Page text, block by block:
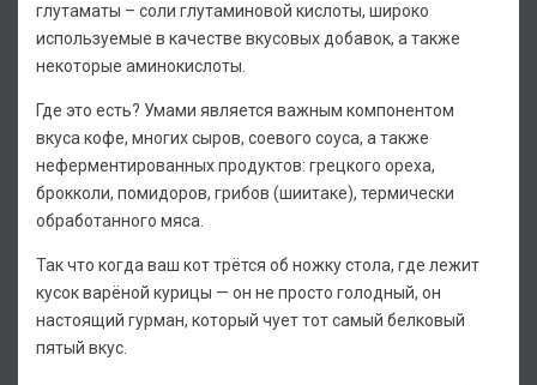
глутаматы – соли глутаминовой кислоты, широко
используемые в качестве вкусовых добавок, а также
некоторые аминокислоты.
Где это есть? Умами является важным компонентом
вкуса кофе, многих сыров, соевого соуса, а также
неферментированных продуктов: грецкого ореха,
брокколи, помидоров, грибов (шиитаке), термически
обработанного мяса.
Так что когда ваш кот трётся об ножку стола, где лежит
кусок варёной курицы — он не просто голодный, он
настоящий гурман, который чует тот самый белковый
пятый вкус.